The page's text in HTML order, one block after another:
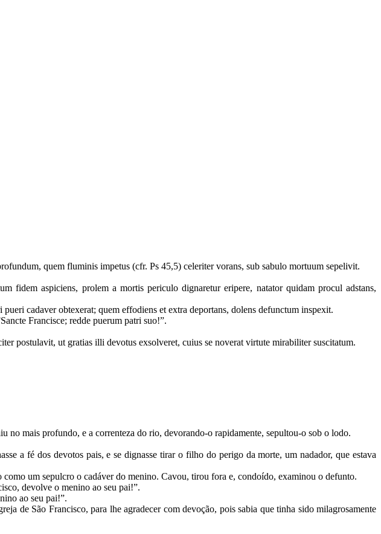
quem fluminis impetus (cfr. Ps 45,5) celeriter vorans, sub sabulo mortuum sepelivit.
fidem aspiciens, prolem a mortis periculo dignaretur eripere, natator quidam procul adstans,
cadaver obtexerat; quem effodiens et extra deportans, dolens defunctum inspexit.
Francisce; redde puerum patri suo!”.
postulavit, ut gratias illi devotus exsolveret, cuius se noverat virtute mirabiliter suscitatum.
no mais profundo, e a correnteza do rio, devorando-o rapidamente, sepultou-o sob o lodo.
a fé dos devotos pais, e se dignasse tirar o filho do perigo da morte, um nadador, que estava
um sepulcro o cadáver do menino. Cavou, tirou fora e, condoído, examinou o defunto.
devolve o menino ao seu pai!”.
ao seu pai!”.
de São Francisco, para lhe agradecer com devoção, pois sabia que tinha sido milagrosamente